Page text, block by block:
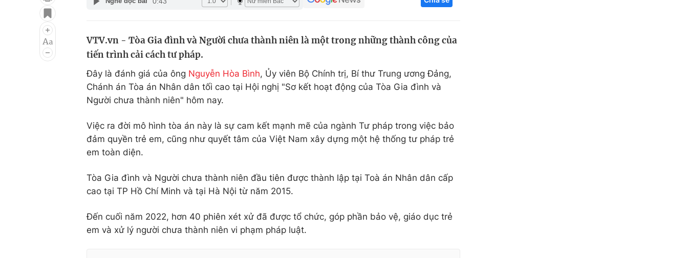
Điện ảnh
Âm nhạc
Làm đẹp
Giáo dục
Học trực tuyến
Công nghệ
Sản phẩm
Tư vấn
VTV.vn - Tòa Gia đình và Người chưa thành niên là một trong những thành công của
tiến trình cải cách tư pháp.
Đây là đánh giá của ông Nguyễn Hòa Bình, Ủy viên Bộ Chính trị, Bí thư Trung ương Đảng,
Chánh án Tòa án Nhân dân tối cao tại Hội nghị "Sơ kết hoạt động của Tòa Gia đình và
Người chưa thành niên" hôm nay.
Việc ra đời mô hình tòa án này là sự cam kết mạnh mẽ của ngành Tư pháp trong việc bảo
đảm quyền trẻ em, cũng như quyết tâm của Việt Nam xây dựng một hệ thống tư pháp trẻ
em toàn diện.
Tòa Gia đình và Người chưa thành niên đầu tiên được thành lập tại Toà án Nhân dân cấp
cao tại TP Hồ Chí Minh và tại Hà Nội từ năm 2015.
Đến cuối năm 2022, hơn 40 phiên xét xử đã được tổ chức, góp phần bảo vệ, giáo dục trẻ
em và xử lý người chưa thành niên vi phạm pháp luật.